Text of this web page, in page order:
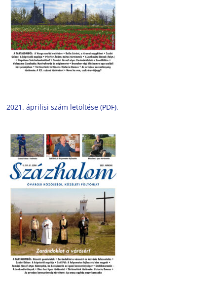
2021. áprilisi szám letöltése (PDF).